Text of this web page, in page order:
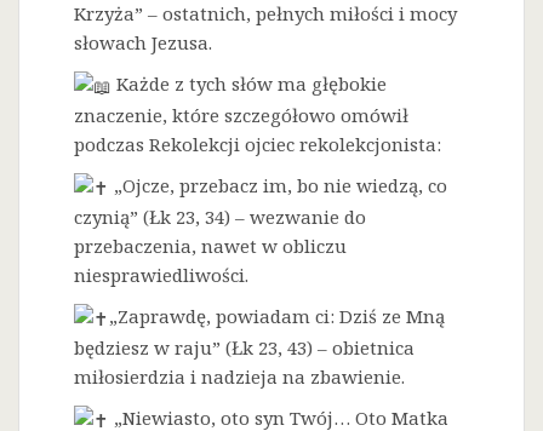
Krzyża” – ostatnich, pełnych miłości i mocy
słowach Jezusa.
Każde z tych słów ma głębokie
znaczenie, które szczegółowo omówił
podczas Rekolekcji ojciec rekolekcjonista:
„Ojcze, przebacz im, bo nie wiedzą, co
czynią” (Łk 23, 34) – wezwanie do
przebaczenia, nawet w obliczu
niesprawiedliwości.
„Zaprawdę, powiadam ci: Dziś ze Mną
będziesz w raju” (Łk 23, 43) – obietnica
miłosierdzia i nadzieja na zbawienie.
„Niewiasto, oto syn Twój… Oto Matka